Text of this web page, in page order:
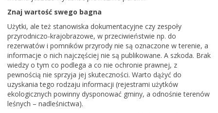
Znaj wartość swego bagna
Użytki, ale też stanowiska dokumentacyjne czy zespoły
przyrodniczo-krajobrazowe, w przeciwieństwie np. do
rezerwatów i pomników przyrody nie są oznaczone w terenie, a
informacje o nich najczęściej nie są publikowane. A szkoda. Brak
wiedzy o tym co podlega a co nie ochronie prawnej, z
pewnością nie sprzyja jej skuteczności. Warto dążyć do
uzyskania tego rodzaju informacji (rejestrami użytków
ekologicznych powinny dysponować gminy, a odnośnie terenów
leśnych – nadleśnictwa).